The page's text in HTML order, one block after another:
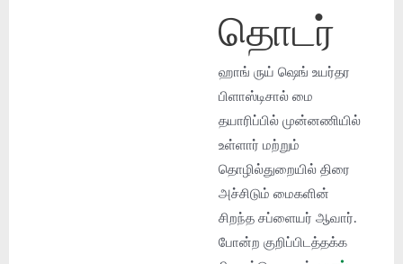
தொடர்
ஹாங் ருய் ஷெங் உயர்தர
பிளாஸ்டிசால் மை
தயாரிப்பில் முன்னணியில்
உள்ளார் மற்றும்
தொழில்துறையில் திரை
அச்சிடும் மைகளின்
சிறந்த சப்ளையர் ஆவார்.
போன்ற குறிப்பிடத்தக்க